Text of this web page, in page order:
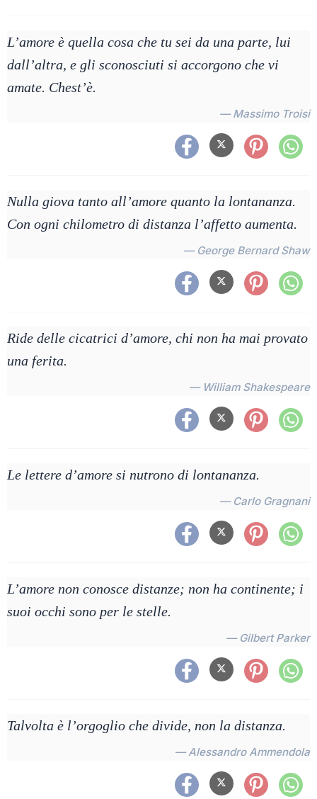
L’amore è quella cosa che tu sei da una parte, lui
dall’altra, e gli sconosciuti si accorgono che vi
amate. Chest’è.
— Massimo Troisi
Nulla giova tanto all’amore quanto la lontananza.
Con ogni chilometro di distanza l’affetto aumenta.
— George Bernard Shaw
Ride delle cicatrici d’amore, chi non ha mai provato
una ferita.
— William Shakespeare
Le lettere d’amore si nutrono di lontananza.
— Carlo Gragnani
L’amore non conosce distanze; non ha continente; i
suoi occhi sono per le stelle.
— Gilbert Parker
Talvolta è l’orgoglio che divide, non la distanza.
— Alessandro Ammendola